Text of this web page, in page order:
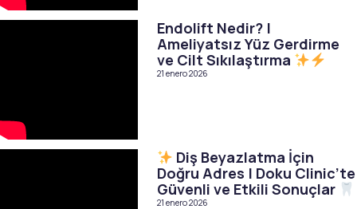
Endolift Nedir? |
Ameliyatsız Yüz Gerdirme
ve Cilt Sıkılaştırma
21 enero 2026
Diş Beyazlatma İçin
Doğru Adres | Doku Clinic’te
Güvenli ve Etkili Sonuçlar
21 enero 2026